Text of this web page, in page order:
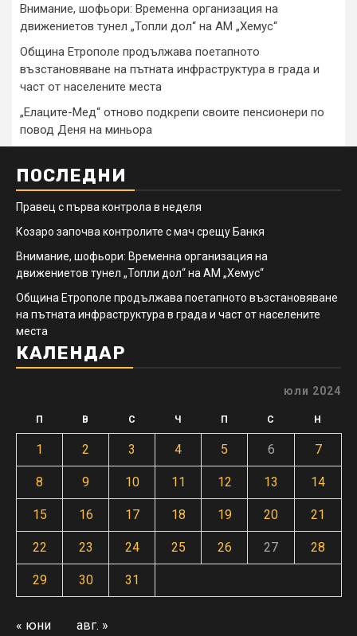
Внимание, шофьори: Временна организация на
движениетов тунел „Топли дол“ на АМ „Хемус“
Община Етрополе продължава поетапното
възстановяване на пътната инфраструктура в града и
част от населените места
„Елаците-Мед“ отново подкрепи своите пенсионери по
повод Деня на миньора
ПОСЛЕДНИ
Правец с първа контрола в неделя
Козаро започва контролите с мач срещу Банкя
Внимание, шофьори: Временна организация на
движениетов тунел „Топли дол“ на АМ „Хемус“
Община Етрополе продължава поетапното възстановяване
на пътната инфраструктура в града и част от населените
места
КАЛЕНДАР
юли 2024
П В С Ч П С Н
1 2 3 4 5 6 7
8 9 10 11 12 13 14
15 16 17 18 19 20 21
22 23 24 25 26 27 28
29 30 31
« юни авг. »